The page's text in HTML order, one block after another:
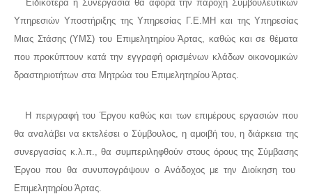
Ειδικότερα η Συνεργασία θα αφορά την παροχή Συμβουλευτικών
Υπηρεσιών Υποστήριξης της Υπηρεσίας Γ.Ε.ΜΗ και της Υπηρεσίας
Μιας Στάσης (ΥΜΣ) του Επιμελητηρίου Άρτας, καθώς και σε θέματα
που προκύπτουν κατά την εγγραφή ορισμένων κλάδων οικονομικών
δραστηριοτήτων στα Μητρώα του Επιμελητηρίου Άρτας.
Η περιγραφή του Έργου καθώς και των επιμέρους εργασιών που
θα αναλάβει να εκτελέσει ο Σύμβουλος, η αμοιβή του, η διάρκεια της
συνεργασίας κ.λ.π., θα συμπεριληφθούν στους όρους της Σύμβασης
Έργου που θα συνυπογράψουν ο Ανάδοχος με την Διοίκηση του
Επιμελητηρίου Άρτας.